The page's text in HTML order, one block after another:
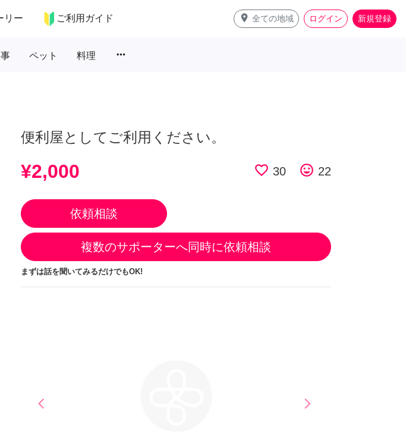
リー ご利用ガイド place 全ての地域 ログイン 新規登録
ペット 料理 more_horiz
便利屋としてご利用ください。
¥2,000 favorite_border 30 tag_faces 22
依頼相談
複数のサポーターへ同時に依頼相談
まずは話を聞いてみるだけでもOK!
arrow_back_iosPrevious arrow_forward_iosNext